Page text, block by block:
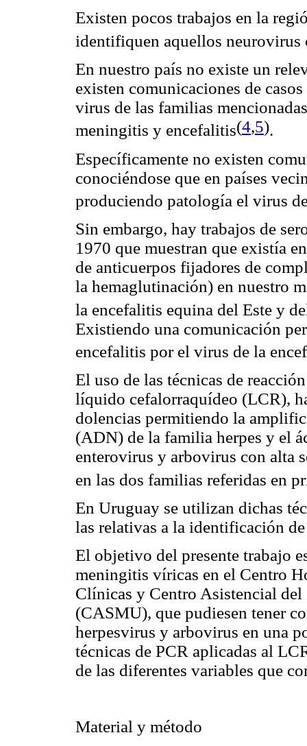
Existen pocos trabajos en la
identifiquen aquellos neurovirus
En nuestro país no existe un
existen comunicaciones de
virus de las familias
meningitis y encefalitis(4,5).
Específicamente no existen
conociéndose que en países
produciendo patología el virus
Sin embargo, hay trabajos de
1970 que muestran que existía
de anticuerpos fijadores de
la hemaglutinación) en nuestro
la encefalitis equina del Este y
Existiendo una comunicación
encefalitis por el virus de la
El uso de las técnicas de
líquido cefalorraquídeo (LCR),
dolencias permitiendo la
(ADN) de la familia herpes y el
enterovirus y arbovirus con alta
en las dos familias referidas en
En Uruguay se utilizan dichas
las relativas a la identificación
El objetivo del presente trabajo
meningitis víricas en el Centro
Clínicas y Centro Asistencial
(CASMU), que pudiesen tener
herpesvirus y arbovirus en una
técnicas de PCR aplicadas al
de las diferentes variables que
Material y método